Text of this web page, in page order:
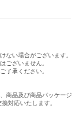
ない場合がございます。
ございません。
了承ください。
商品及び商品パッケージ
対応いたします。